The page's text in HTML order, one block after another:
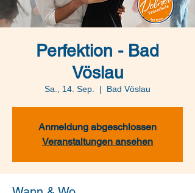
Perfektion - Bad
Vöslau
Sa., 14. Sep.
  |
Bad Vöslau
Anmeldung abgeschlossen
Veranstaltungen ansehen